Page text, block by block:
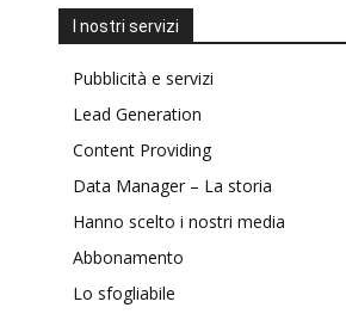
I nostri servizi
Pubblicità e servizi
Lead Generation
Content Providing
Data Manager – La storia
Hanno scelto i nostri media
Abbonamento
Lo sfogliabile